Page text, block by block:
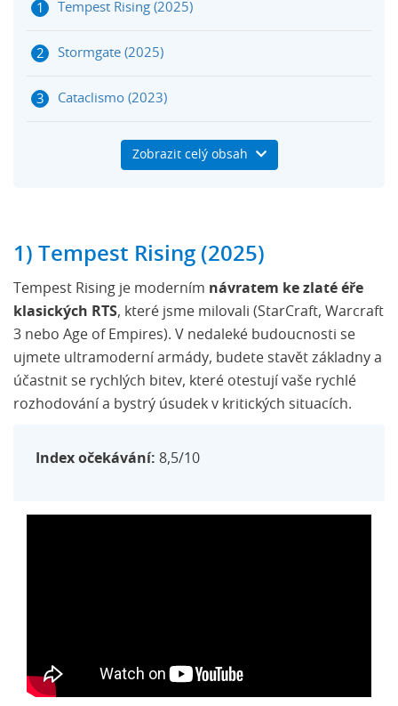
Tempest Rising (2025)
Stormgate (2025)
Cataclismo (2023)
Men of War 2 (2024)
Nejlepší realtime strategie na PC
Zobrazit celý obsah
1) Tempest Rising (2025)
Tempest Rising je moderním návratem ke zlaté éře
klasických RTS, které jsme milovali (StarCraft, Warcraft
3 nebo Age of Empires). V nedaleké budoucnosti se
ujmete ultramoderní armády, budete stavět základny a
účastnit se rychlých bitev, které otestují vaše rychlé
rozhodování a bystrý úsudek v kritických situacích.
Index očekávání: 8,5/10